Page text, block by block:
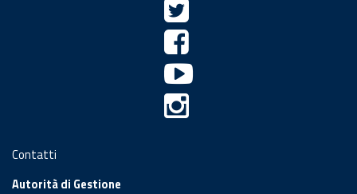
Contatti
Autorità di Gestione